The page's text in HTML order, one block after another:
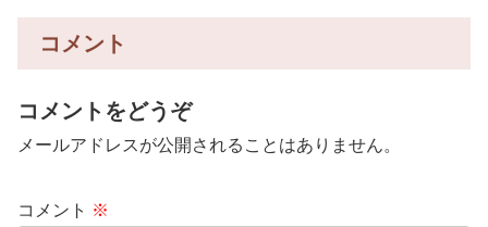
コメント
コメントをどうぞ
メールアドレスが公開されることはありません。
コメント ※